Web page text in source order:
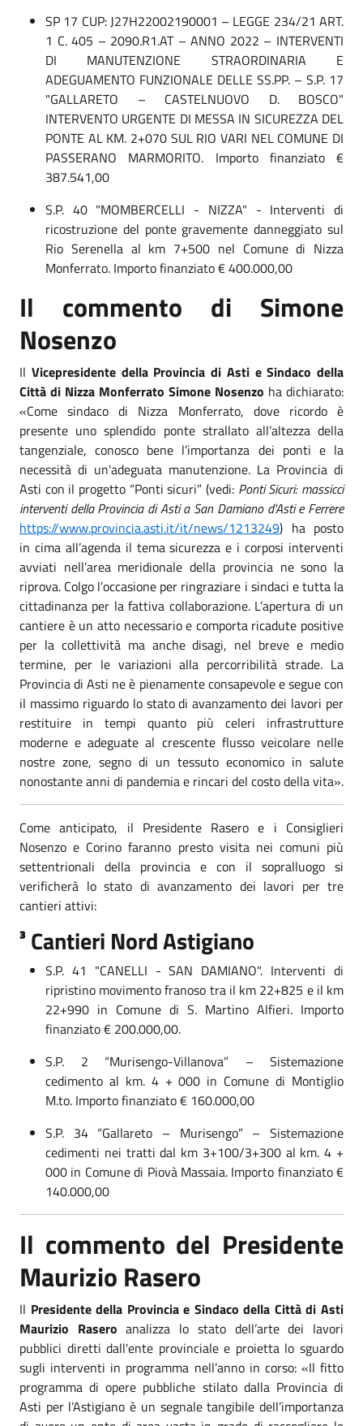
SP 17 CUP: J27H22002190001 – LEGGE 234/21 ART.
1 C. 405 – 2090.R1.AT – ANNO 2022 – INTERVENTI
DI MANUTENZIONE STRAORDINARIA E
ADEGUAMENTO FUNZIONALE DELLE SS.PP. – S.P. 17
"GALLARETO – CASTELNUOVO D. BOSCO"
INTERVENTO URGENTE DI MESSA IN SICUREZZA DEL
PONTE AL KM. 2+070 SUL RIO VARI NEL COMUNE DI
PASSERANO MARMORITO. Importo finanziato €
387.541,00
S.P. 40 "MOMBERCELLI - NIZZA" - Interventi di
ricostruzione del ponte gravemente danneggiato sul
Rio Serenella al km 7+500 nel Comune di Nizza
Monferrato. Importo finanziato € 400.000,00
Il commento di Simone
Nosenzo
Il Vicepresidente della Provincia di Asti e Sindaco della
Città di Nizza Monferrato Simone Nosenzo ha dichiarato:
«Come sindaco di Nizza Monferrato, dove ricordo è
presente uno splendido ponte strallato all’altezza della
tangenziale, conosco bene l’importanza dei ponti e la
necessità di un'adeguata manutenzione. La Provincia di
Asti con il progetto “Ponti sicuri” (vedi: Ponti Sicuri: massicci
interventi della Provincia di Asti a San Damiano d'Asti e Ferrere
https://www.provincia.asti.it/it/news/1213249) ha posto
in cima all’agenda il tema sicurezza e i corposi interventi
avviati nell’area meridionale della provincia ne sono la
riprova. Colgo l’occasione per ringraziare i sindaci e tutta la
cittadinanza per la fattiva collaborazione. L’apertura di un
cantiere è un atto necessario e comporta ricadute positive
per la collettività ma anche disagi, nel breve e medio
termine, per le variazioni alla percorribilità strade. La
Provincia di Asti ne è pienamente consapevole e segue con
il massimo riguardo lo stato di avanzamento dei lavori per
restituire in tempi quanto più celeri infrastrutture
moderne e adeguate al crescente flusso veicolare nelle
nostre zone, segno di un tessuto economico in salute
nonostante anni di pandemia e rincari del costo della vita».
Come anticipato, il Presidente Rasero e i Consiglieri
Nosenzo e Corino faranno presto visita nei comuni più
settentrionali della provincia e con il sopralluogo si
verificherà lo stato di avanzamento dei lavori per tre
cantieri attivi:
³ Cantieri Nord Astigiano
S.P. 41 "CANELLI - SAN DAMIANO". Interventi di
ripristino movimento franoso tra il km 22+825 e il km
22+990 in Comune di S. Martino Alfieri. Importo
finanziato € 200.000,00.
S.P. 2 “Murisengo-Villanova” – Sistemazione
cedimento al km. 4 + 000 in Comune di Montiglio
M.to. Importo finanziato € 160.000,00
S.P. 34 “Gallareto – Murisengo” – Sistemazione
cedimenti nei tratti dal km 3+100/3+300 al km. 4 +
000 in Comune di Piovà Massaia. Importo finanziato €
140.000,00
Il commento del Presidente
Maurizio Rasero
Il Presidente della Provincia e Sindaco della Città di Asti
Maurizio Rasero analizza lo stato dell’arte dei lavori
pubblici diretti dall'ente provinciale e proietta lo sguardo
sugli interventi in programma nell’anno in corso: «Il fitto
programma di opere pubbliche stilato dalla Provincia di
Asti per l’Astigiano è un segnale tangibile dell’importanza